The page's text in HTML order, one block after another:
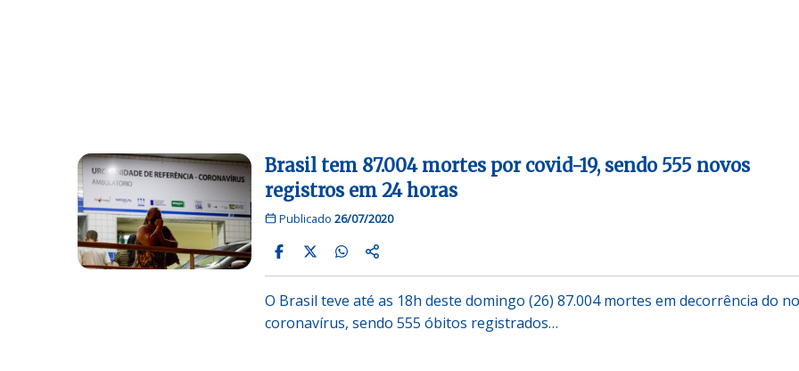
Brasil tem 87.004 mortes por covid-19, sendo 555 novos
registros em 24 horas
Publicado 26/07/2020
O Brasil teve até as 18h deste domingo (26) 87.004 mortes em decorrência do
coronavírus, sendo 555 óbitos registrados…